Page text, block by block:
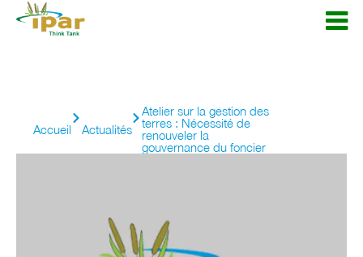
Accueil Actualités
Atelier sur la gestion des
terres : Nécessité de
renouveler la
gouvernance du foncier